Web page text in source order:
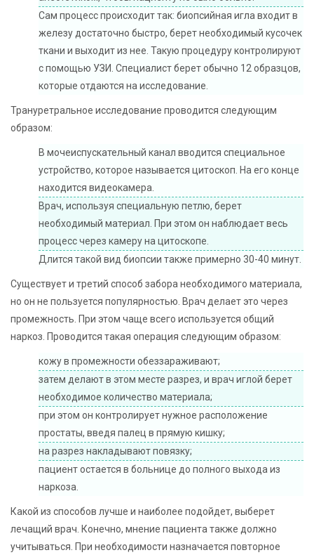
Сам процесс происходит так: биопсийная игла входит в
железу достаточно быстро, берет необходимый кусочек
ткани и выходит из нее. Такую процедуру контролируют
с помощью УЗИ. Специалист берет обычно 12 образцов,
которые отдаются на исследование.
Трануретральное исследование проводится следующим
образом:
В мочеиспускательный канал вводится специальное
устройство, которое называется цитоскоп. На его конце
находится видеокамера.
Врач, используя специальную петлю, берет
необходимый материал. При этом он наблюдает весь
процесс через камеру на цитоскопе.
Длится такой вид биопсии также примерно 30-40 минут.
Существует и третий способ забора необходимого материала,
но он не пользуется популярностью. Врач делает это через
промежность. При этом чаще всего используется общий
наркоз. Проводится такая операция следующим образом:
кожу в промежности обеззараживают;
затем делают в этом месте разрез, и врач иглой берет
необходимое количество материала;
при этом он контролирует нужное расположение
простаты, введя палец в прямую кишку;
на разрез накладывают повязку;
пациент остается в больнице до полного выхода из
наркоза.
Какой из способов лучше и наиболее подойдет, выберет
лечащий врач. Конечно, мнение пациента также должно
учитываться. При необходимости назначается повторное